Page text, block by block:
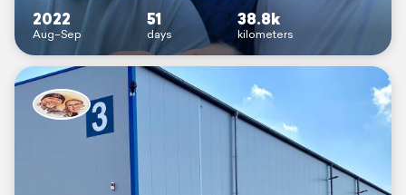
2022
Aug–Sep
51
days
38.8k
kilometers